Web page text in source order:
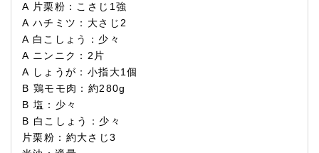
A 片栗粉：こさじ1強
A ハチミツ：大さじ2
A 白こしょう：少々
A ニンニク：2片
A しょうが：小指大1個
B 鶏モモ肉：約280g
B 塩：少々
B 白こしょう：少々
片栗粉：約大さじ3